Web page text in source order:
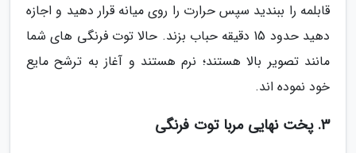
قابلمه را ببندید سپس حرارت را روی میانه قرار دهید و اجازه
دهید حدود 15 دقیقه حباب بزند. حالا توت فرنگی های شما
مانند تصویر بالا هستند؛ نرم هستند و آغاز به ترشح مایع
خود نموده اند.
3. پخت نهایی مربا توت فرنگی